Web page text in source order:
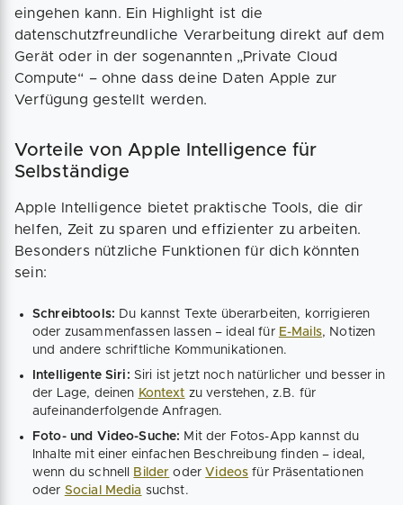
eingehen kann. Ein Highlight ist die
datenschutzfreundliche Verarbeitung direkt auf dem
Gerät oder in der sogenannten „Private Cloud
Compute“ – ohne dass deine Daten Apple zur
Verfügung gestellt werden.
Vorteile von Apple Intelligence für
Selbständige
Apple Intelligence bietet praktische Tools, die dir
helfen, Zeit zu sparen und effizienter zu arbeiten.
Besonders nützliche Funktionen für dich könnten
sein:
Schreibtools: Du kannst Texte überarbeiten, korrigieren
oder zusammenfassen lassen – ideal für E-Mails, Notizen
und andere schriftliche Kommunikationen.
Intelligente Siri: Siri ist jetzt noch natürlicher und besser in
der Lage, deinen Kontext zu verstehen, z.B. für
aufeinanderfolgende Anfragen.
Foto- und Video-Suche: Mit der Fotos-App kannst du
Inhalte mit einer einfachen Beschreibung finden – ideal,
wenn du schnell
Bilder oder Videos für Präsentationen
oder Social Media suchst.